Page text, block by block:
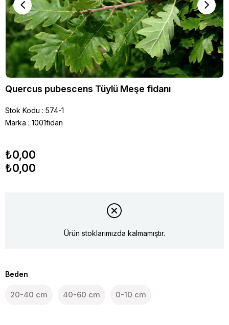
Quercus pubescens Tüylü Meşe fidanı
Stok Kodu
574-1
Marka : 1001fidan
₺0,00
₺0,00
Ürün stoklarımızda kalmamıştır.
Beden
20-40 cm 40-60 cm 0-10 cm